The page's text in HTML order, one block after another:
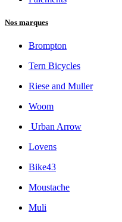
Nos marques
Brompton
Tern Bicycles
Riese and Muller
Woom
Urban Arrow
Lovens
Bike43
Moustache
Muli